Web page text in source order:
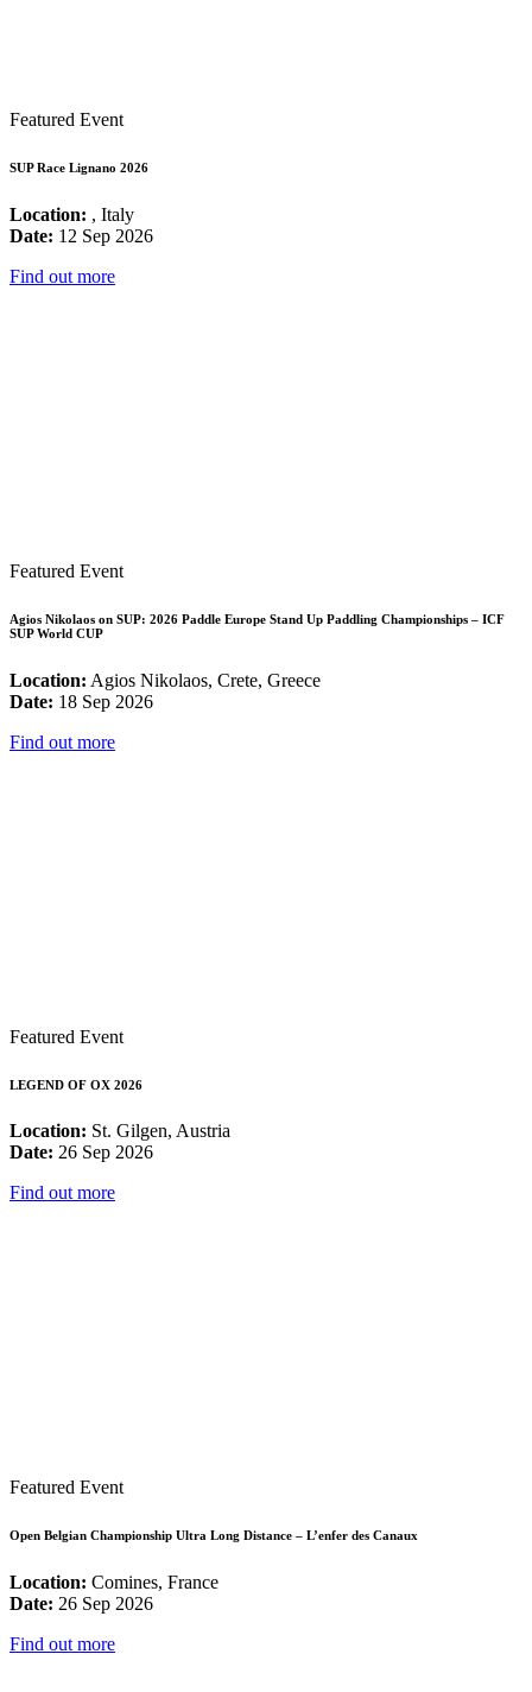
Featured Event
SUP Race Lignano 2026
Location: , Italy
Date: 12 Sep 2026
Find out more
Featured Event
Agios Nikolaos on SUP: 2026 Paddle Europe Stand Up Paddling Championships – ICF
SUP World CUP
Location: Agios Nikolaos, Crete, Greece
Date: 18 Sep 2026
Find out more
Featured Event
LEGEND OF OX 2026
Location: St. Gilgen, Austria
Date: 26 Sep 2026
Find out more
Featured Event
Open Belgian Championship Ultra Long Distance – L’enfer des Canaux
Location: Comines, France
Date: 26 Sep 2026
Find out more